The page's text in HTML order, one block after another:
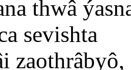
thwâ
sevishta
zaothrâbyô,